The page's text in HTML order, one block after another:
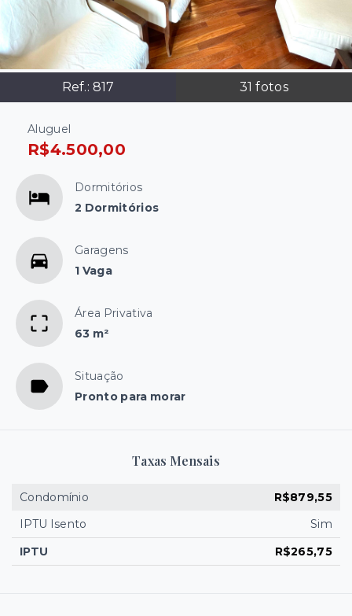
Ref.: 817 31 fotos
Aluguel
R$4.500,00
Dormitórios
2 Dormitórios
Garagens
1 Vaga
Área Privativa
63 m²
Situação
Pronto para morar
Taxas Mensais
Condomínio
R$879,55
IPTU Isento
Sim
IPTU
R$265,75